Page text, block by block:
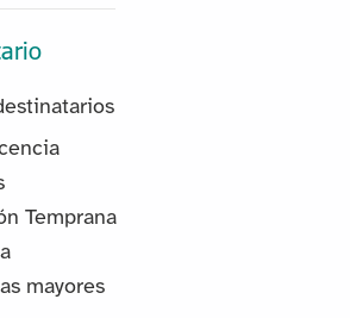
Temprana
mayores